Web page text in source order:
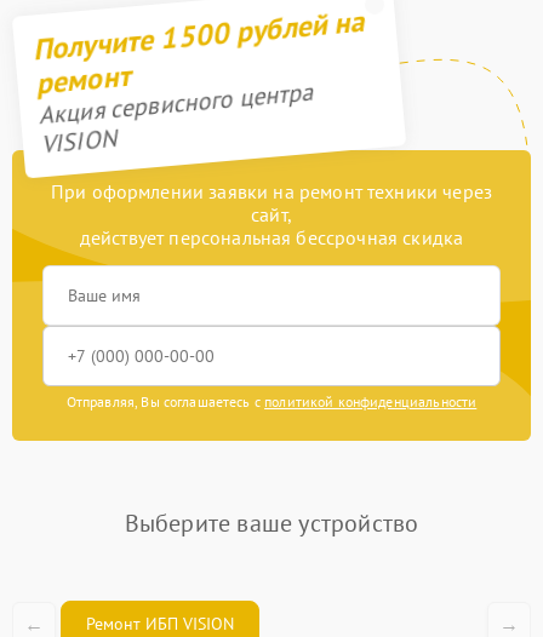
Получите 1500 рублей на
ремонт
Акция сервисного центра
VISION
При оформлении заявки на ремонт техники через
сайт,
действует персональная бессрочная скидка
Отправляя, Вы соглашаетесь с политикой конфиденциальности
Выберите ваше устройство
← Ремонт ИБП VISION →